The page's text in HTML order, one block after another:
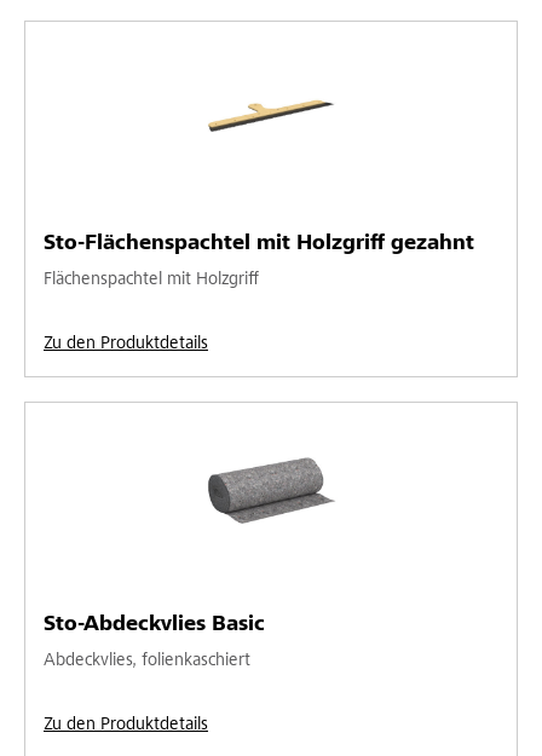
Sto-Flächenspachtel mit Holzgriff gezahnt
Flächenspachtel mit Holzgriff
Zu den Produktdetails
Sto-Abdeckvlies Basic
Abdeckvlies, folienkaschiert
Zu den Produktdetails